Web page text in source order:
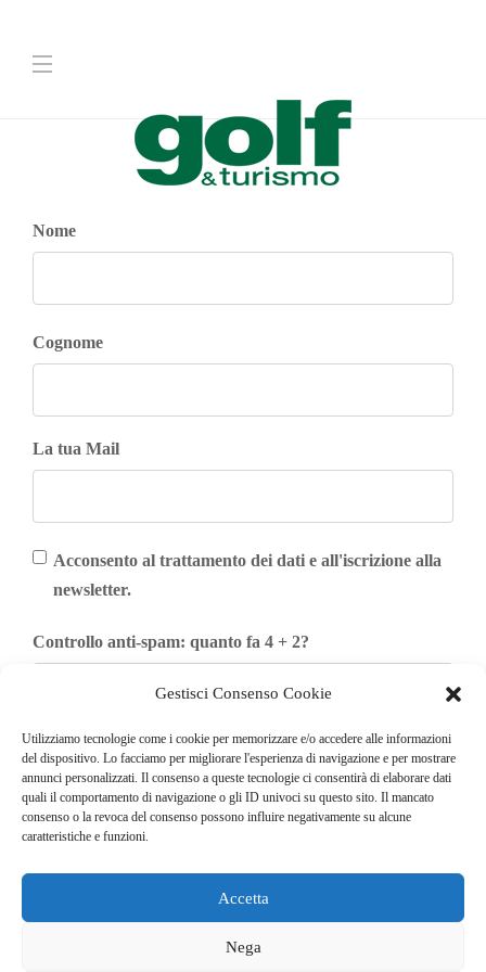
Gestisci Consenso Cookie
Utilizziamo tecnologie come i cookie per memorizzare e/o accedere alle informazioni
del dispositivo. Lo facciamo per migliorare l'esperienza di navigazione e per mostrare
annunci personalizzati. Il consenso a queste tecnologie ci consentirà di elaborare dati
quali il comportamento di navigazione o gli ID univoci su questo sito. Il mancato
consenso o la revoca del consenso possono influire negativamente su alcune
caratteristiche e funzioni.
Accetta
Nega
Nome
Cognome
La tua Mail
Acconsento al trattamento dei dati e all'iscrizione alla
newsletter.
Controllo anti-spam: quanto fa 4 + 2?
Iscriviti